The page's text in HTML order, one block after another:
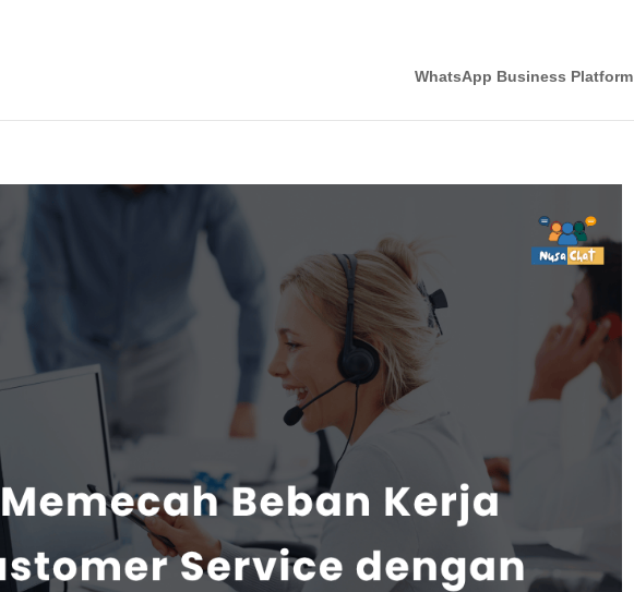
WhatsApp Business Platform